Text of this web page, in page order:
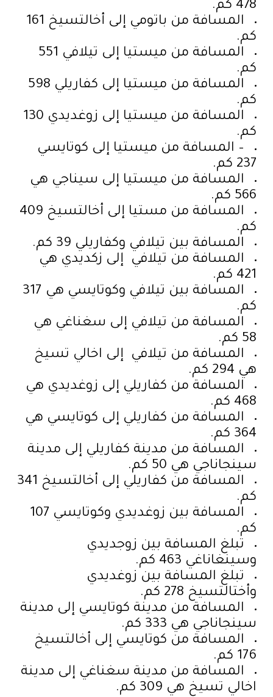
478 كم.
المسافة من باتومي إلى أخالتسيخ 161
كم.
المسافة من ميستيا إلى تيلافي 551
كم.
المسافة من ميستيا إلى كفاريلي 598
كم.
المسافة من ميستيا إلى زوغديدي 130
كم.
– المسافة من ميستيا إلى كوتايسي
237 كم.
المسافة من ميستيا إلى سيناجي هي
566 كم.
المسافة من مستيا إلى أخالتسيخ 409
كم.
المسافة بين تيلافي وكفاريلي 39 كم.
المسافة من تيلافي إلى زكديدي هي
421 كم.
المسافة بين تيلافي وكوتايسي هي 317
كم.
المسافة من تيلافي إلى سغناغي هي
58 كم.
المسافة من تيلافي إلى اخالي تسيخ
هي 294 كم.
المسافة من كفاريلي إلى زوغديدي هي
468 كم.
المسافة من كفاريلي إلى كوتايسي هي
364 كم.
المسافة من مدينة كفاريلي إلى مدينة
سينجاناجي هي 50 كم.
المسافة من كفاريلي إلى أخالتسيخ 341
كم.
المسافة بين زوغديدي وكوتايسي 107
كم.
تبلغ المسافة بين زوجديدي
وسينغاناغي 463 كم.
تبلغ المسافة بين زوغديدي
وأختالتسيخ 278 كم.
المسافة من مدينة كوتايسي إلى مدينة
سينجاناجي هي 333 كم.
المسافة من كوتايسي إلى أخالتسيخ
176 كم.
المسافة من مدينة سغناغي إلى مدينة
اخالي تسيخ هي 309 كم.